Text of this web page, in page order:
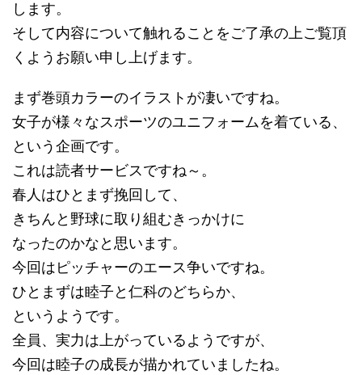
します。
そして内容について触れることをご了承の上ご覧頂
くようお願い申し上げます。
まず巻頭カラーのイラストが凄いですね。
女子が様々なスポーツのユニフォームを着ている、
という企画です。
これは読者サービスですね～。
春人はひとまず挽回して、
きちんと野球に取り組むきっかけに
なったのかなと思います。
今回はピッチャーのエース争いですね。
ひとまずは睦子と仁科のどちらか、
というようです。
全員、実力は上がっているようですが、
今回は睦子の成長が描かれていましたね。